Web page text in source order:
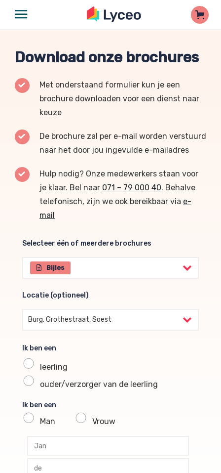
Download onze brochures
Met onderstaand formulier kun je een
brochure downloaden voor een dienst naar
keuze
De brochure zal per e-mail worden verstuurd
naar het door jou ingevulde e-mailadres
Hulp nodig? Onze medewerkers staan voor
je klaar. Bel naar 071 – 79 000 40. Behalve
telefonisch, zijn we ook bereikbaar via e-
mail
Selecteer één of meerdere brochures
Selecteer één of meerdere brochures
Bijles
Locatie (optioneel)
Locatie (optioneel)
Burg. Grothestraat, Soest
Ik ben een
leerling
ouder/verzorger van de leerling
Ik ben een
Man Vrouw
profile voornaam
profile tussenvoegsel